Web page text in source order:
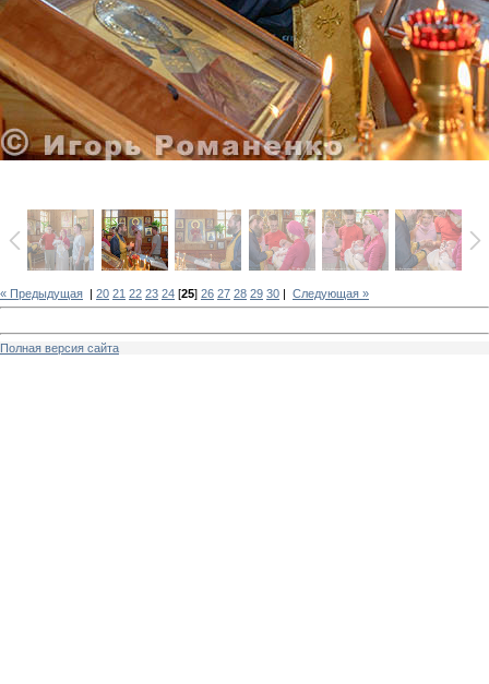
« Предыдущая 20 21 22 23 24 [25] 26 27 28 29 30 Следующая »
Полная версия сайта